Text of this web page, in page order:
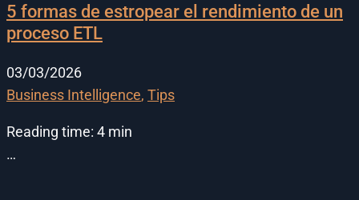
5 formas de estropear el rendimiento de un
proceso ETL
03/03/2026
Business Intelligence, Tips
Reading time: 4 min
…